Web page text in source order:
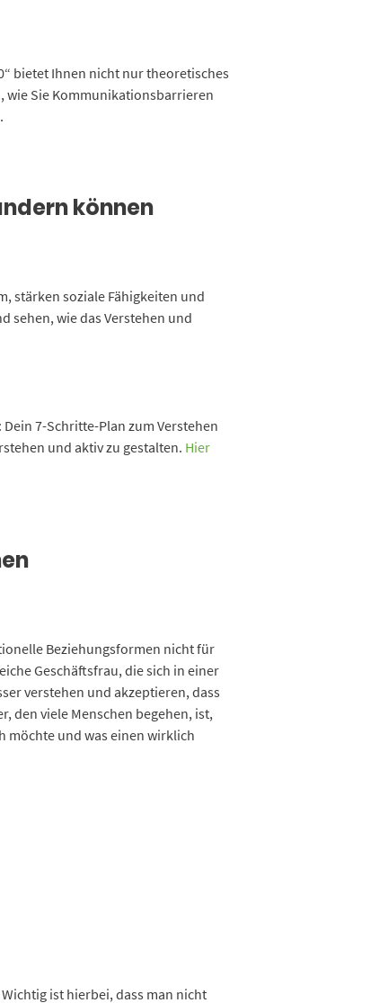
bietet Ihnen nicht nur theoretisches
wie Sie Kommunikationsbarrieren
können
stärken soziale Fähigkeiten und
sehen, wie das Verstehen und
7-Schritte-Plan zum Verstehen
und aktiv zu gestalten. Hier
Beziehungsformen nicht für
Geschäftsfrau, die sich in einer
verstehen und akzeptieren, dass
den viele Menschen begehen, ist,
möchte und was einen wirklich
ist hierbei, dass man nicht